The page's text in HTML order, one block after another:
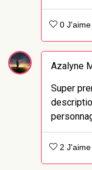
0 J'aime
Azalyne
Super
2 J'aime